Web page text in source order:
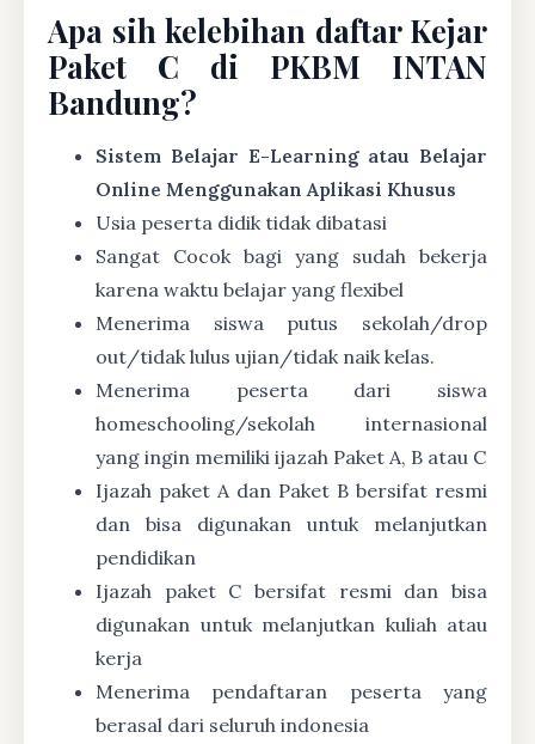
Apa sih kelebihan daftar Kejar
Paket C di PKBM INTAN
Bandung?
Sistem Belajar E-Learning atau Belajar
Online Menggunakan Aplikasi Khusus
Usia peserta didik tidak dibatasi
Sangat Cocok bagi yang sudah bekerja
karena waktu belajar yang flexibel
Menerima siswa putus sekolah/drop
out/tidak lulus ujian/tidak naik kelas.
Menerima peserta dari siswa
homeschooling/sekolah internasional
yang ingin memiliki ijazah Paket A, B atau C
Ijazah paket A dan Paket B bersifat resmi
dan bisa digunakan untuk melanjutkan
pendidikan
Ijazah paket C bersifat resmi dan bisa
digunakan untuk melanjutkan kuliah atau
kerja
Menerima pendaftaran peserta yang
berasal dari seluruh indonesia